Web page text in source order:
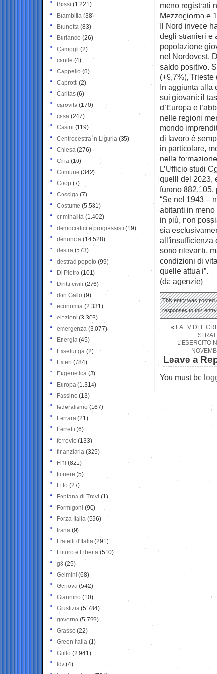
meno registrati
Mezzogiorno e
Il Nord invece
degli stranieri e
popolazione
nel Nordovest.
saldo positivo.
(+9,7%), Trieste
In aggiunta alla
sui giovani: il
d’Europa e
nelle regioni
mondo
di lavoro è
in particolare,
nella
L’Ufficio studi
quelli del 2023,
furono 882.105,
“Se nel 1943 –
abitanti in meno
in più, non
sia
sono rilevanti,
condizioni di
quelle attuali”.
(da agenzie)
This entry was posted
responses to this
« LA TV DEL
L’ESERCITO
Leave a
You must be
Bossi (1.221)
Brambilla (38)
Brunetta (83)
Burlando (26)
Camogli (2)
canile (4)
Cappello (8)
Caprotti (2)
Caritas (6)
carovita (170)
casa (247)
Casini (119)
Centrodestra in Liguria (35)
Chiesa (276)
Cina (10)
Comune (342)
Coop (7)
Cossiga (7)
Costume (5.581)
criminalità (1.402)
democratici e progressisti (19)
denuncia (14.528)
destra (573)
destradipopolo (99)
Di Pietro (101)
Diritti civili (276)
don Gallo (9)
economia (2.331)
elezioni (3.303)
emergenza (3.077)
Energia (45)
Esselunga (2)
Esteri (784)
Eugenetica (3)
Europa (1.314)
Fassino (13)
federalismo (167)
Ferrara (21)
Ferretti (6)
ferrovie (133)
finanziaria (325)
Fini (821)
fioriere (5)
Fitto (27)
Fontana di Trevi (1)
Formigoni (90)
Forza Italia (596)
frana (9)
Fratelli d'Italia (291)
Futuro e Libertà (510)
g8 (25)
Gelmini (68)
Genova (542)
Giannino (10)
Giustizia (5.784)
governo (5.799)
Grasso (22)
Green Italia (1)
Grillo (2.941)
Idv (4)